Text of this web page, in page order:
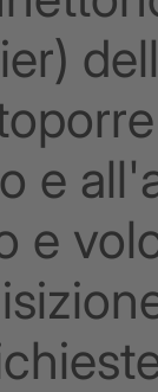
e
e